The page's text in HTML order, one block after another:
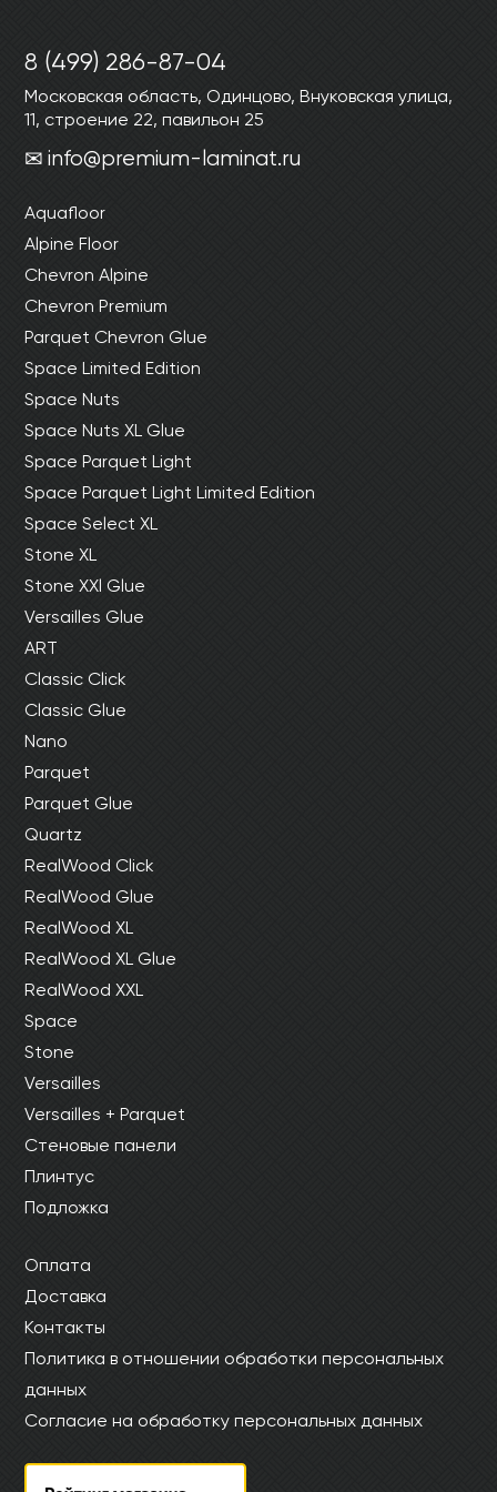
ОТПРАВИТЬ
Ваши данные не будут переданы третьим
8 (499) 286-87-04
Московская область, Одинцово, Внуковская улица,
11, строение 22, павильон 25
info@premium-laminat.ru
Aquafloor
Alpine Floor
Chevron Alpine
Chevron Premium
Parquet Chevron Glue
Space Limited Edition
Space Nuts
Space Nuts XL Glue
Space Parquet Light
Space Parquet Light Limited Edition
Space Select XL
Stone XL
Stone XXl Glue
Versailles Glue
ART
Classic Click
Classic Glue
Nano
Parquet
Parquet Glue
Quartz
RealWood Click
RealWood Glue
RealWood XL
RealWood XL Glue
RealWood XXL
Space
Stone
Versailles
Versailles + Parquet
Стеновые панели
Плинтус
Подложка
Оплата
Доставка
Контакты
Политика в отношении обработки персональных
данных
Согласие на обработку персональных данных